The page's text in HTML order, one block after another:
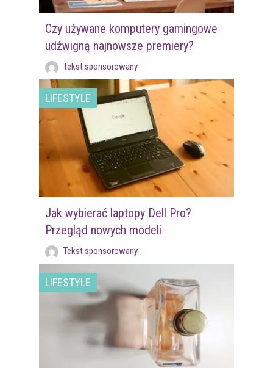
Czy używane komputery gamingowe
udźwigną najnowsze premiery?
Tekst sponsorowany
LIFESTYLE
Jak wybierać laptopy Dell Pro?
Przegląd nowych modeli
Tekst sponsorowany
LIFESTYLE